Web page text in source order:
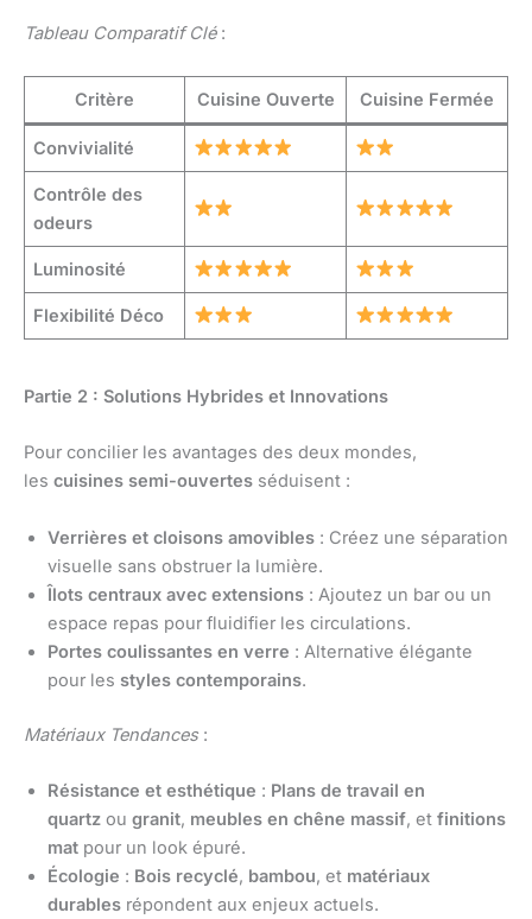
Tableau Comparatif Clé:
Critère Cuisine Ouverte Cuisine Fermée
Convivialité
Contrôle des
odeurs
Luminosité
Flexibilité Déco
Partie 2 : Solutions Hybrides et Innovations
Pour concilier les avantages des deux mondes,
les cuisines semi-ouvertes séduisent :
Verrières et cloisons amovibles : Créez une séparation
visuelle sans obstruer la lumière.
Îlots centraux avec extensions : Ajoutez un bar ou un
espace repas pour fluidifier les circulations.
Portes coulissantes en verre : Alternative élégante
pour les styles contemporains.
Matériaux Tendances:
Résistance et esthétique : Plans de travail en
quartz ou granit, meubles en chêne massif, et finitions
mat pour un look épuré.
Écologie : Bois recyclé, bambou, et matériaux
durables répondent aux enjeux actuels.